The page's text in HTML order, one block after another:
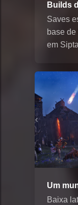
Builds
Saves
base
em
Um
Baixa